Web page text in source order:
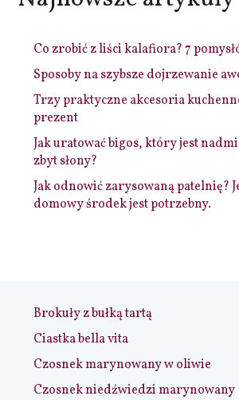
Co zrobić z liści kalafiora? 7
Sposoby na szybsze dojrzewanie
Trzy praktyczne akcesoria
prezent
Jak uratować bigos, który jest
zbyt słony?
Jak odnowić zarysowaną patelnię?
domowy środek jest potrzebny.
Brokuły z bułką tartą
Ciastka bella vita
Czosnek marynowany w oliwie
Czosnek niedźwiedzi marynowany